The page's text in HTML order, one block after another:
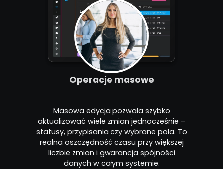
Operacje masowe
Masowa edycja pozwala szybko
aktualizować wiele zmian jednocześnie –
statusy, przypisania czy wybrane pola. To
realna oszczędność czasu przy większej
liczbie zmian i gwarancja spójności
danych w całym systemie.